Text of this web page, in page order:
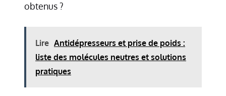
obtenus ?
Lire Antidépresseurs et prise de poids :
liste des molécules neutres et solutions
pratiques